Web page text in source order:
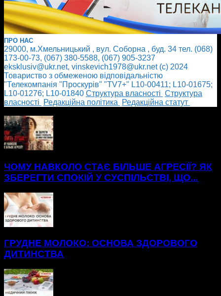
ПРО НАС
29000, м.Хмельницький , вул. Соборна , буд. 34 тел. (068)
173-00-73, (067) 380-5588, (067) 905-3237
eksklusiv@ukr.net, vinskevich1978@ukr.net (с) 2024
Товариство з обмеженою відповідальністю
"Телекомпанія "Проскурів" "TV7+" L10-00411; L10-01675;
L10-01276; L10-01840 Cтруктура власності Cтруктура
власності
Редакційна політика
Редакційна статут
ЧОМУ НАВКОЛО СТАЄ БІЛЬШЕ АГРЕСІЇ? ЯК
ЗБЕРЕГТИ СПОКІЙ У СУСПІЛЬСТВІ, ЩО...
ГРУДНЕ МОЛОКО: ОСНОВА ЗДОРОВОГО
ДИТИНСТВА